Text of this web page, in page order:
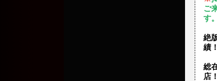
ご
す
絶
績
総
店